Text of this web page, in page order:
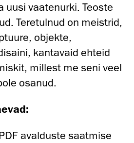
uusi vaatenurki. Teoste
Teretulnud on meistrid,
objekte,
kantavaid ehteid
millest me seni veel
osanud.
PDF avalduste saatmise